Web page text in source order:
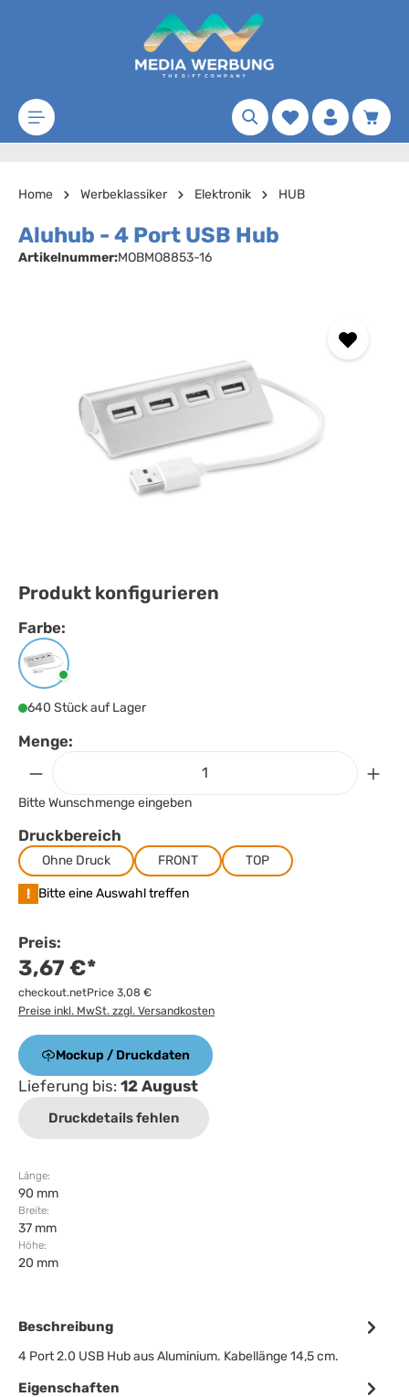
Zum Hauptinhalt springen
Merkzettel
Home Werbeklassiker Elektronik HUB
Aluhub - 4 Port USB Hub
Artikelnummer:MOBMO8853-16
Produkt konfigurieren
Farbe:
Farbeauswählen
Mattsilber
640 Stück auf Lager
Menge:
Bitte Wunschmenge eingeben
Druckbereich
Ohne Druck FRONT TOP
! Bitte eine Auswahl treffen
Preis:
3,67 €*
checkout.netPrice 3,08 €
Preise inkl. MwSt. zzgl. Versandkosten
Mockup / Druckdaten
Lieferung bis: 12 August
Druckdetails fehlen
Länge:
90 mm
Breite:
37 mm
Höhe:
20 mm
Beschreibung
4 Port 2.0 USB Hub aus Aluminium. Kabellänge 14,5 cm.
Eigenschaften